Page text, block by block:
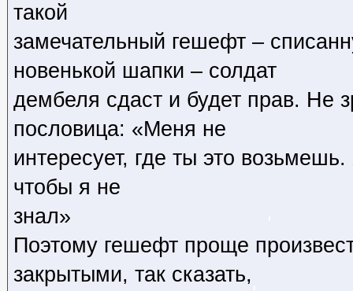
такой
замечательный гешефт –
новенькой шапки – солдат
дембеля сдаст и будет прав. Не
пословица: «Меня не
интересует, где ты это
чтобы я не
знал»
Поэтому гешефт проще
закрытыми, так сказать,